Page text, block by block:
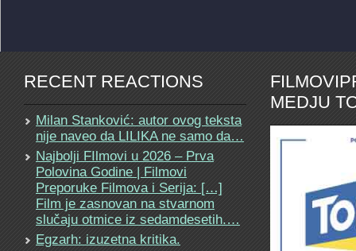
RECENT REACTIONS
Milan Stanković: autor ovog teksta
nije naveo da LILIKA ne samo da…
Najbolji FIlmovi u 2026 – Prva
Polovina Godine | Filmovi
Preporuke Filmova i Serija: […]
Film je zasnovan na stvarnom
slučaju otmice iz sedamdesetih.…
Egzarh: izuzetna kritika.
MEDJU